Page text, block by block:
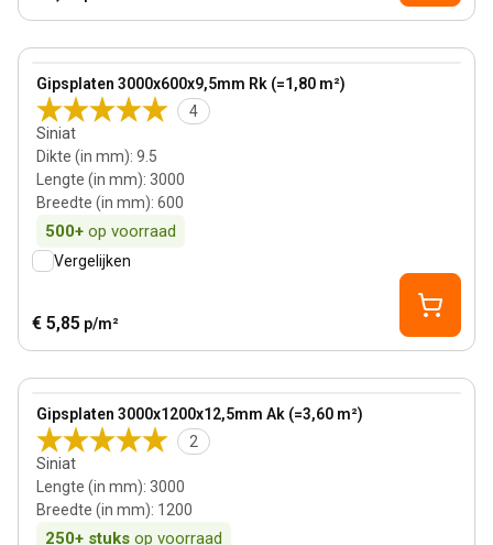
Gipsplaten 3000x600x9,5mm Rk (=1,80 m²)
4
Siniat
Dikte (in mm): 9.5
Lengte (in mm): 3000
Breedte (in mm): 600
500+ op voorraad
View product
Vergelijken
€ 5,85 p/m²
Gipsplaten 3000x1200x12,5mm Ak (=3,60 m²)
2
Siniat
Lengte (in mm): 3000
Breedte (in mm): 1200
250+ stuks op voorraad
View product